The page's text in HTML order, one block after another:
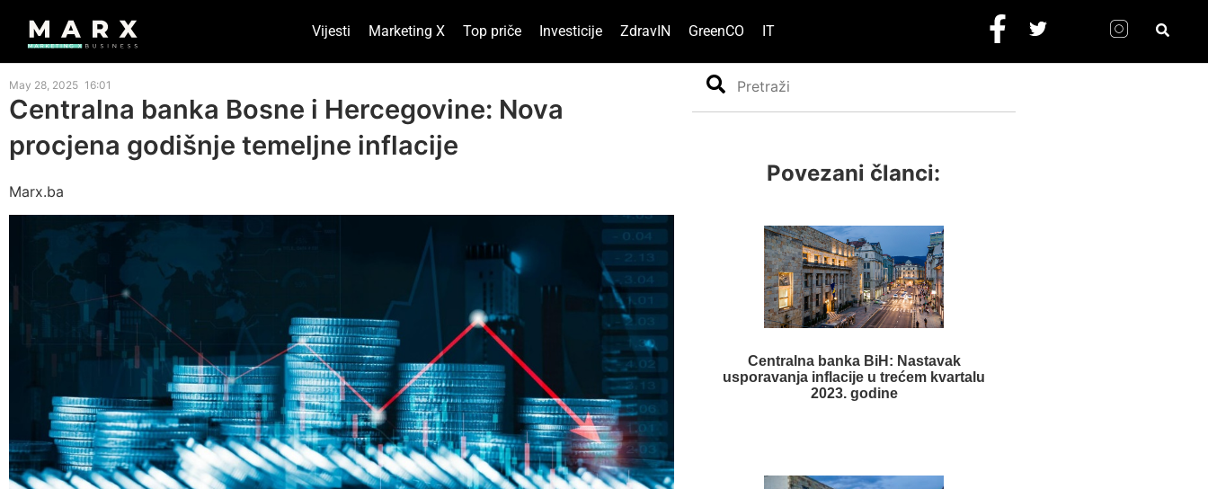
Vijesti Marketing X Top priče Investicije ZdravIN GreenCO IT
May 28, 2025 16:01
Centralna banka Bosne i Hercegovine: Nova
procjena godišnje temeljne inflacije
Marx.ba
Search
Povezani članci:
Centralna banka BiH: Nastavak
usporavanja inflacije u trećem kvartalu
2023. godine